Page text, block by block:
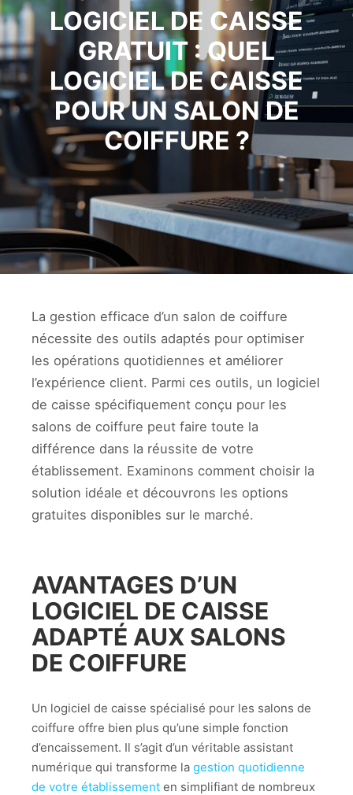
LOGICIEL DE CAISSE
GRATUIT : QUEL
LOGICIEL DE CAISSE
POUR UN SALON DE
COIFFURE ?
La gestion efficace d’un salon de coiffure
nécessite des outils adaptés pour optimiser
les opérations quotidiennes et améliorer
l’expérience client. Parmi ces outils, un logiciel
de caisse spécifiquement conçu pour les
salons de coiffure peut faire toute la
différence dans la réussite de votre
établissement. Examinons comment choisir la
solution idéale et découvrons les options
gratuites disponibles sur le marché.
AVANTAGES D’UN
LOGICIEL DE CAISSE
ADAPTÉ AUX SALONS
DE COIFFURE
Un logiciel de caisse spécialisé pour les salons de
coiffure offre bien plus qu’une simple fonction
d’encaissement. Il s’agit d’un véritable assistant
numérique qui transforme la gestion quotidienne
de votre établissement en simplifiant de nombreux